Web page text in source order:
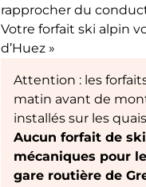
rapprocher du
Votre forfait ski alpin
d’Huez »
Attention : les
matin avant de
installés sur les
Aucun forfait de
mécaniques pour
gare routière de